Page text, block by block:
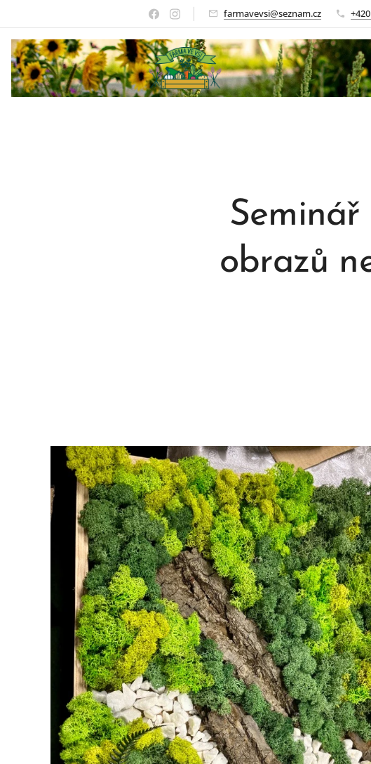
farmavevsi@seznam.cz
Seminář
obrazů